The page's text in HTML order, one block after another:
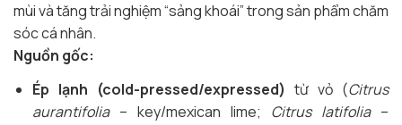
mùi và tăng trải nghiệm “sảng khoái” trong sản phẩm chăm
sóc cá nhân.
Nguồn gốc:
Ép lạnh (cold-pressed/expressed) từ vỏ (Citrus
aurantifolia– key/mexican lime; Citrus latifolia–